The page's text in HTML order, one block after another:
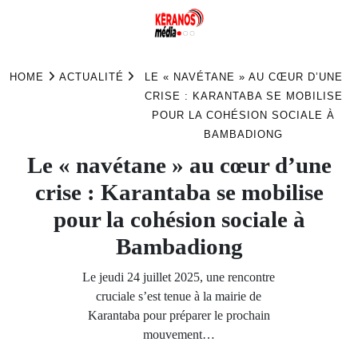
HOME ACTUALITÉ
LE « NAVÉTANE » AU CŒUR D’UNE
CRISE : KARANTABA SE MOBILISE
POUR LA COHÉSION SOCIALE À
BAMBADIONG
Le « navétane » au cœur d’une
crise : Karantaba se mobilise
pour la cohésion sociale à
Bambadiong
Le jeudi 24 juillet 2025, une rencontre
cruciale s’est tenue à la mairie de
Karantaba pour préparer le prochain
mouvement…